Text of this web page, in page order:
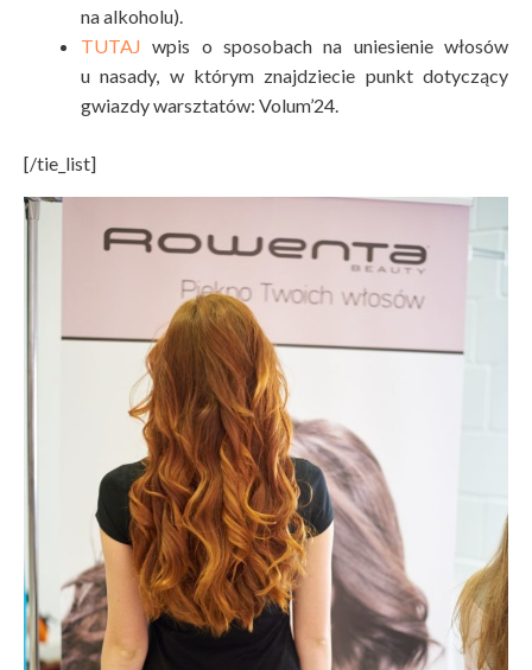
na alkoholu).
TUTAJ wpis o sposobach na uniesienie włosów
u nasady, w którym znajdziecie punkt dotyczący
gwiazdy warsztatów: Volum’24.
[/tie_list]